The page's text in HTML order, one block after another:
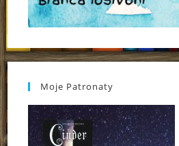
Moje Patronaty